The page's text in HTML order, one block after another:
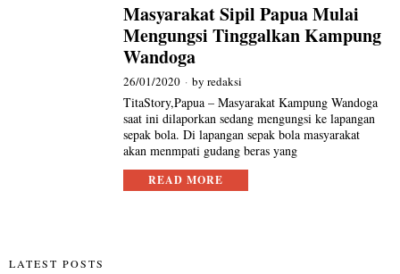
Masyarakat Sipil Papua Mulai
Mengungsi Tinggalkan Kampung
Wandoga
26/01/2020 byredaksi
TitaStory,Papua – Masyarakat Kampung Wandoga
saat ini dilaporkan sedang mengungsi ke lapangan
sepak bola. Di lapangan sepak bola masyarakat
akan menmpati gudang beras yang
READ MORE
LATEST POSTS